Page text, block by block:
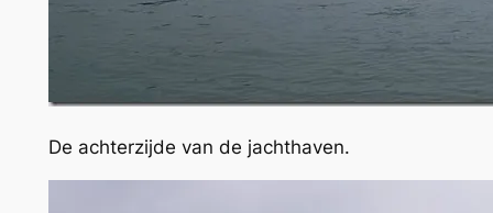
De achterzijde van de jachthaven.